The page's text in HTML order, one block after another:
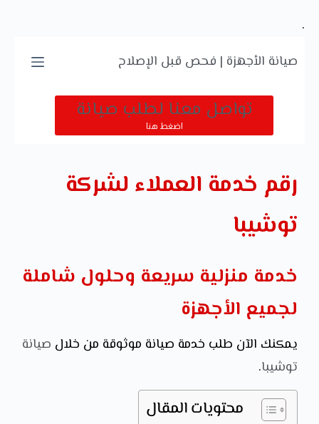
.
صيانة الأجهزة | فحص قبل الإصلاح
تواصل معنا لطلب صيانة
اضغط هنا
رقم خدمة العملاء لشركة
توشيبا
خدمة منزلية سريعة وحلول شاملة
لجميع الأجهزة
يمكنك الآن طلب خدمة صيانة موثوقة من خلال صيانة
توشيبا.
محتويات المقال